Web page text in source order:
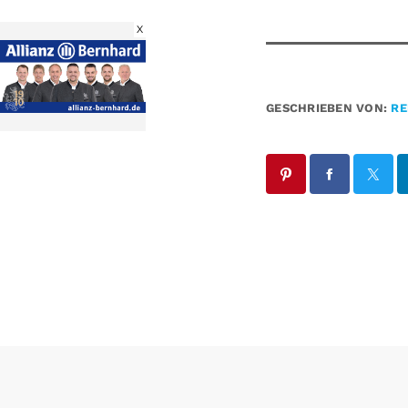
GESCHRIEBEN VON:
X